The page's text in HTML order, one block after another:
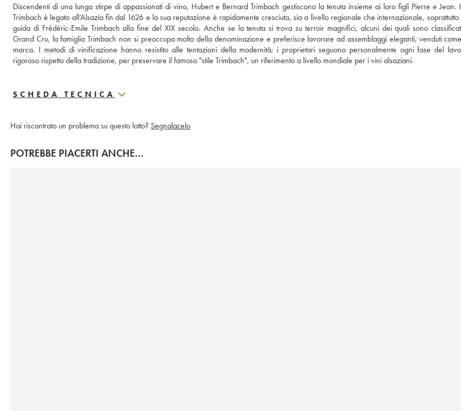
Discendenti di una lunga stirpe di appassionati di vino, Hubert e Bernard Trimbach gestiscono la tenuta insieme ai loro figli Pierre e Jean.
Trimbach è legato all’Alsazia fin dal 1626 e la sua reputazione è rapidamente cresciuta, sia a livello regionale che internazionale, soprattutto
guida di Frédéric-Emile Trimbach alla fine del XIX secolo. Anche se la tenuta si trova su terroir magnifici, alcuni dei quali sono
Grand Cru, la famiglia Trimbach non si preoccupa molto della denominazione e preferisce lavorare ad assemblaggi eleganti, venduti
marca. I metodi di vinificazione hanno resistito alle tentazioni della modernità; i proprietari seguono personalmente ogni fase del
rigoroso rispetto della tradizione, per preservare il famoso "stile Trimbach", un riferimento a livello mondiale per i vini alsaziani.
SCHEDA TECNICA
Hai riscontrato un problema su questo lotto? Segnalacelo
POTREBBE PIACERTI ANCHE…